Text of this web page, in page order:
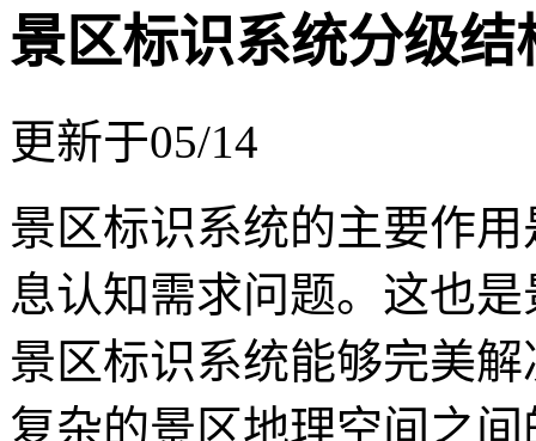
景区标识系统分级结
更新于05/14
景区标识系统的主要作
息认知需求问题。这也
景区标识系统能够完美
复杂的景区地理空间之